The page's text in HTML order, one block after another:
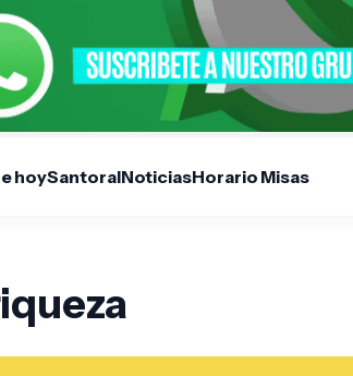
hoySantoralNoticiasHorario Misas